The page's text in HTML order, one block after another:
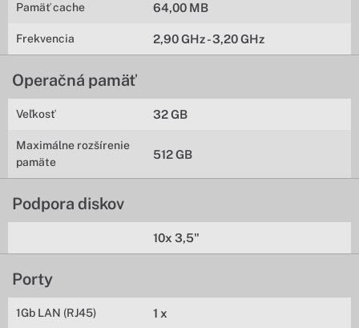
Pamäť cache 64,00 MB
Frekvencia 2,90 GHz - 3,20 GHz
Operačná pamäť
Veľkosť 32 GB
Maximálne rozšírenie
pamäte
512 GB
Podpora diskov
10x 3,5"
Porty
1Gb LAN (RJ45) 1 x